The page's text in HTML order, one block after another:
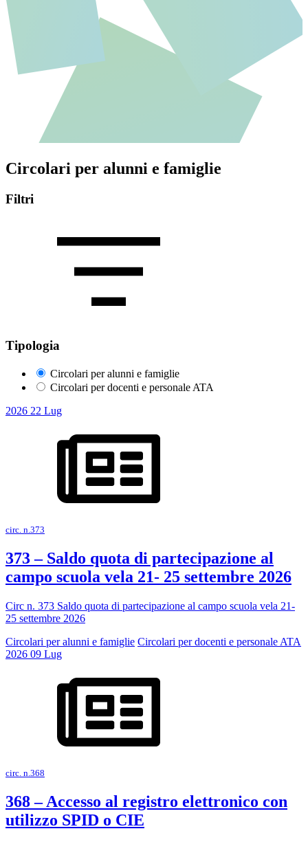
Circolari per alunni e famiglie
Filtri
Tipologia
Circolari per alunni e famiglie
Circolari per docenti e personale ATA
2026 22 Lug
circ. n.373
373 – Saldo quota di partecipazione al
campo scuola vela 21- 25 settembre 2026
Circ n. 373 Saldo quota di partecipazione al campo scuola vela 21-
25 settembre 2026
Circolari per alunni e famiglie Circolari per docenti e personale ATA
2026 09 Lug
circ. n.368
368 – Accesso al registro elettronico con
utilizzo SPID o CIE